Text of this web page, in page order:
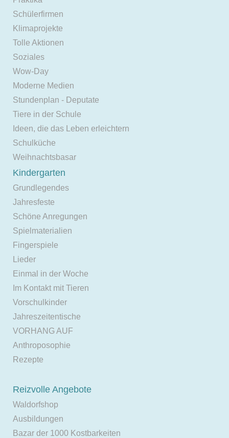
Schülerfirmen
Klimaprojekte
Tolle Aktionen
Soziales
Wow-Day
Moderne Medien
Stundenplan - Deputate
Tiere in der Schule
Ideen, die das Leben erleichtern
Schulküche
Weihnachtsbasar
Kindergarten
Grundlegendes
Jahresfeste
Schöne Anregungen
Spielmaterialien
Fingerspiele
Lieder
Einmal in der Woche
Im Kontakt mit Tieren
Vorschulkinder
Jahreszeitentische
VORHANG AUF
Anthroposophie
Rezepte
Reizvolle Angebote
Waldorfshop
Ausbildungen
Bazar der 1000 Kostbarkeiten